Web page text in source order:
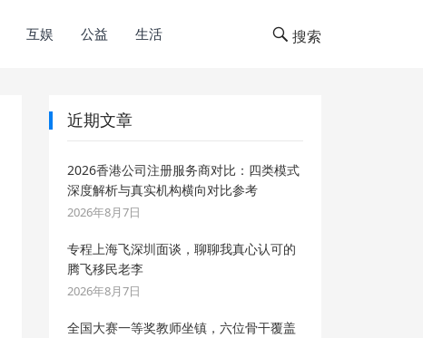
互娱 公益 生活 搜索
近期文章
2026香港公司注册服务商对比：四类模式
深度解析与真实机构横向对比参考
2026年8月7日
专程上海飞深圳面谈，聊聊我真心认可的
腾飞移民老李
2026年8月7日
全国大赛一等奖教师坐镇，六位骨干覆盖